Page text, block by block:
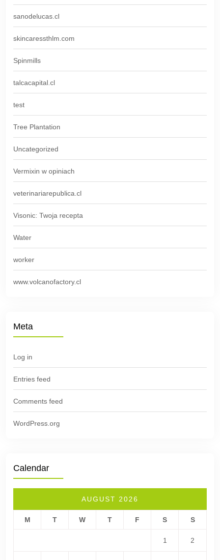
sanodelucas.cl
skincaressthlm.com
Spinmills
talcacapital.cl
test
Tree Plantation
Uncategorized
Vermixin w opiniach
veterinariarepublica.cl
Visonic: Twoja recepta
Water
worker
www.volcanofactory.cl
Meta
Log in
Entries feed
Comments feed
WordPress.org
Calendar
AUGUST 2026
M T W T F S S
1 2